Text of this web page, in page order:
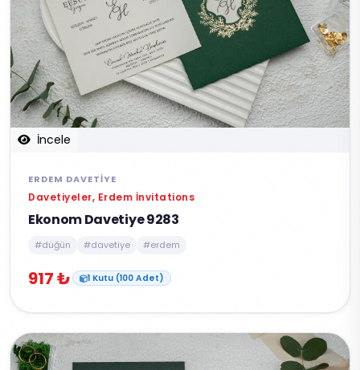
İncele
ERDEM DAVETIYE
Davetiyeler, Erdem İnvitations
Ekonom Davetiye 9283
#düğün #davetiye #erdem
917 ₺ 1 Kutu (100 Adet)